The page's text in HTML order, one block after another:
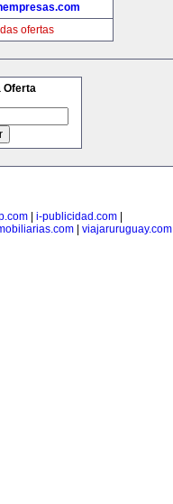
ofertas
Oferta
| i-publicidad.com|
| viajaruruguay.com|